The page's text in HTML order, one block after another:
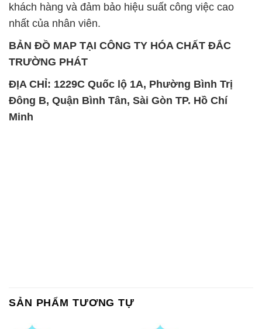
khách hàng và đảm bảo hiệu suất công việc cao
nhất của nhân viên.
BẢN ĐỒ MAP TẠI CÔNG TY HÓA CHẤT ĐẮC
TRƯỜNG PHÁT
ĐỊA CHỈ: 1229C Quốc lộ 1A, Phường Bình Trị
Đông B, Quận Bình Tân, Sài Gòn TP. Hồ Chí
Minh
SẢN PHẨM TƯƠNG TỰ